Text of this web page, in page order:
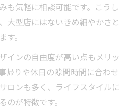
も気軽に相談可能です。こうし
大型店にはないきめ細やかさと
。
インの自由度が高い点もメリッ
帰りや休日の隙間時間に合わせ
ロンも多く、ライフスタイルに
のが特徴です。